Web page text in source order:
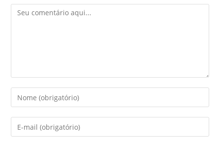
o
Comentário
Digite
seu
nome
ou
Digite
seu